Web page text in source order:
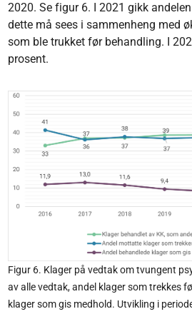
2020. Se figur 6. I 2021 gikk
dette må sees i sammenheng med
som ble trukket før behandling. I
prosent.
Figur 6. Klager på vedtak om tvungent
av alle vedtak, andel klager som trekkes
klager som gis medhold. Utvikling i